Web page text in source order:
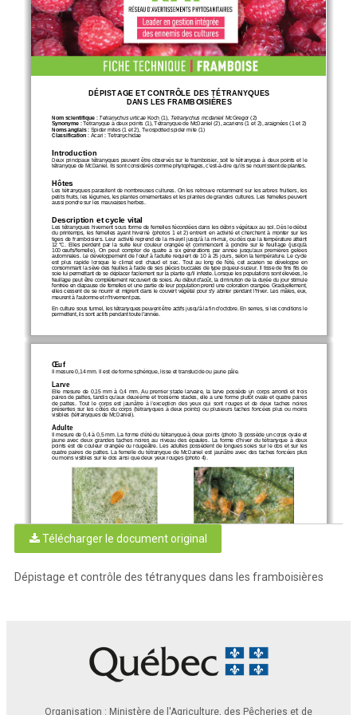
DÉPISTAGE ET CONTRÔLE DES TÉTRANYQUES
DANS LES FRAMBOISIÈRES
Nom scientifique : Tetranychus urticae Koch (1), Tetranychus mcdanieli McGregor (2)
Synonyme : Tétranyque à deux points (1), Tétranyque de McDaniel (2), acariens (1 et 2), araignées (1 et 2)
Noms anglais : Spider mites (1 et 2), Twospotted spider mite (1)
Classification : Acari : Tetranychidae
Introduction
Deux  principaux  tétranyques  peuvent  être  observés  sur  le framboisier, soit le  tétranyque  à  deux  points  et  le
tétranyque de McDaniel. Ils sont considérés comme phytophages, c’est-à-dire qu’ils se nourrissent de plantes.
Hôtes
Les tétranyques parasitent de nombreuses cultures. On les retrouve notamment sur les arbres fruitiers, les
petits fruits, les légumes, les plantes ornementales et les plantes de grandes cultures. Les femelles peuvent
aussi pondre sur les mauvaises herbes.
Description et cycle vital
Les tétranyques hivernent sous forme de femelles fécondées dans les débris végétaux au sol. Dès le début
du  printemps,  les  femelles  ayant  hiverné (photos 1  et  2)
  entrent  en  activité  et  cherchent  à  monter  sur  les
tiges de framboisiers.
  Leur
activité reprend de la  mi-avril jusqu’à la mi-mai,
ou  dès  que  la  température  atteint
12 °C. Elles  perdent  par  la  suite  leur  couleur
  orangée  et  commencent  à  pondre  sur  le  feuillage  (jusqu'à
100 œufs/femelle).
  On  peut  compter  de  quatre  à  six  générations  par  année
jusqu’aux  premières  gelées
automnales. Le développement de l’œuf à l’adulte requiert de 10 à 25 jours, selon la température. Le cycle
est  plus  rapide  lorsque  le  climat  est  chaud  et  sec.  Tout  au  long  de  l'été,  cet  acarien  se  développe  en
consommant la sève des feuilles à l'aide de ses pièces buccales de type piqueur-suceur. Il  tisse  de  fins  fils  de
soie lui permettant de se déplacer facilement sur la plante qu'il infeste. Lorsque les populations sont élevées, le
feuillage peut être complètement recouvert de soies. Au début d'août, la diminution de la durée du jour stimule
l'entrée en diapause de femelles et une partie de leur population prend une coloration orangée. Graduellement,
elles  cessent  de  se  nourrir  et  migrent  dans  le  couvert  végétal  pour s'y  abriter  pendant  l'hiver. Les  mâles, eux,
meurent à l'automne et n'hivernent pas.
En culture sous tunnel, les tétranyques peuvent être actifs jusqu'à la fin d’octobre. En serres, si les conditions le
permettent, ils sont actifs pendant toute l'année.
Œuf
Il mesure 0,14 mm. Il est de forme sphérique, lisse et translucide ou jaune pâle.
Larve
Elle  mesure de 0,15  mm  à  0,4  mm.  Au  premier  stade  larvaire, la  larve
  possède  un  corps  arrondi  et  trois
paires de pattes, tandis qu’aux deuxième et troisième stades,
elle a une forme plutôt ovale et quatre paires
de  pattes .  Tout  le  corps  est  jaunâtre  à  l’exception  des  yeux  qui  sont  rouges  et  de  deux  taches  noires
présentes  sur  les  côtés  du  corps  (tétranyques  à  deux  points)
  ou  plusieurs  taches  foncées  plus  ou  moins
visibles (tétranyques de McDaniel).
Adulte
Il mesure de 0,4 à 0,5 mm. La forme d’été du tétranyque à deux points (photo 3) possède un corps ovale et
jaune  avec  deux  grandes  taches  noires  au  niveau  des  épaules .  La  forme  d’hiver du  tétranyque à  deux
points est de couleur orangée ou rougeâtre. Les adultes possèdent de longues soies sur le dos et sur les
quatre paires de pattes. La femelle du tétranyque de McDaniel est jaunâtre avec des taches foncées plus
ou moins visibles sur le dos ainsi que deux yeux rouges (photo 4).
Photo 1 : Femelle hivernante
et un oeuf
Source
EDP (MAPAQ)
: Bernard Drouin (MAPAQ
Télécharger le document original
Dépistage et contrôle des tétranyques dans les framboisières
Organisation : Ministère de l'Agriculture, des Pêcheries et de